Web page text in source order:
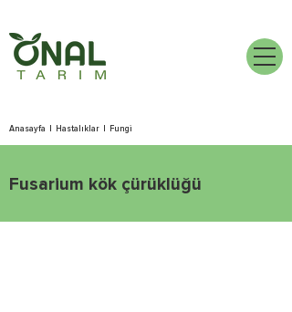
Anasayfa Hastalıklar Fungi
Fusarium kök çürüklüğü